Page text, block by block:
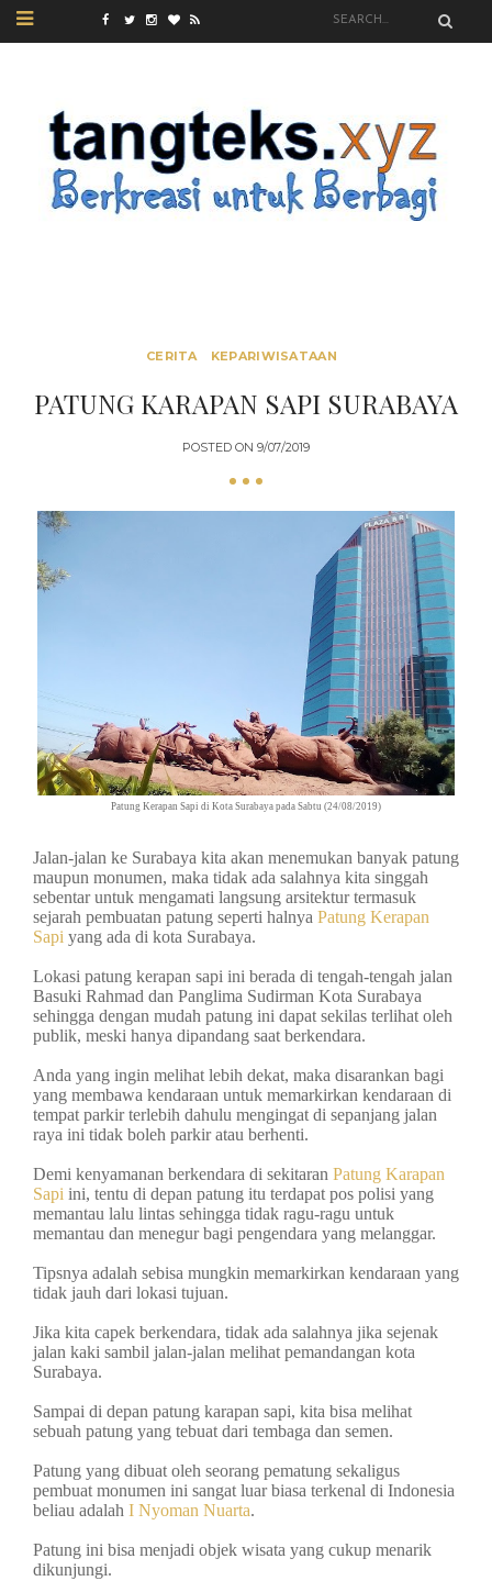
CERITA KEPARIWISATAAN
PATUNG KARAPAN SAPI SURABAYA
POSTED ON 9/07/2019
Patung Kerapan Sapi di Kota Surabaya pada Sabtu (24/08/2019)
Jalan-jalan ke Surabaya kita akan menemukan banyak patung
maupun monumen, maka tidak ada salahnya kita singgah
sebentar untuk mengamati langsung arsitektur termasuk
sejarah pembuatan patung seperti halnya Patung Kerapan
Sapi yang ada di kota Surabaya.
Lokasi patung kerapan sapi ini berada di tengah-tengah jalan
Basuki Rahmad dan Panglima Sudirman Kota Surabaya
sehingga dengan mudah patung ini dapat sekilas terlihat oleh
publik, meski hanya dipandang saat berkendara.
Anda yang ingin melihat lebih dekat, maka disarankan bagi
yang membawa kendaraan untuk memarkirkan kendaraan di
tempat parkir terlebih dahulu mengingat di sepanjang jalan
raya ini tidak boleh parkir atau berhenti.
Demi kenyamanan berkendara di sekitaran Patung Karapan
Sapi ini, tentu di depan patung itu terdapat pos polisi yang
memantau lalu lintas sehingga tidak ragu-ragu untuk
memantau dan menegur bagi pengendara yang melanggar.
Tipsnya adalah sebisa mungkin memarkirkan kendaraan yang
tidak jauh dari lokasi tujuan.
Jika kita capek berkendara, tidak ada salahnya jika sejenak
jalan kaki sambil jalan-jalan melihat pemandangan kota
Surabaya.
Sampai di depan patung karapan sapi, kita bisa melihat
sebuah patung yang tebuat dari tembaga dan semen.
Patung yang dibuat oleh seorang pematung sekaligus
pembuat monumen ini sangat luar biasa terkenal di Indonesia
beliau adalah I Nyoman Nuarta.
Patung ini bisa menjadi objek wisata yang cukup menarik
dikunjungi.